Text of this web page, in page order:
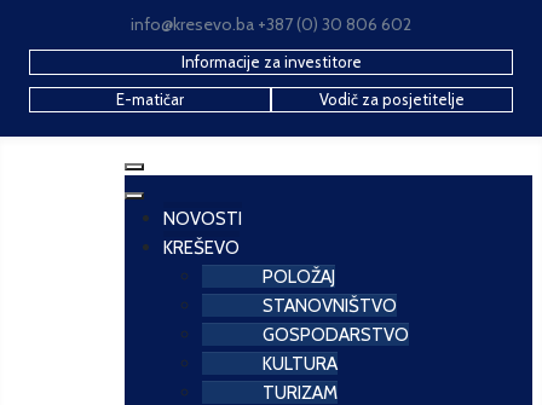
info@kresevo.ba +387 (0) 30 806 602
Informacije za investitore
E-matičar
Vodič za posjetitelje
NOVOSTI
KREŠEVO
POLOŽAJ
STANOVNIŠTVO
GOSPODARSTVO
KULTURA
TURIZAM